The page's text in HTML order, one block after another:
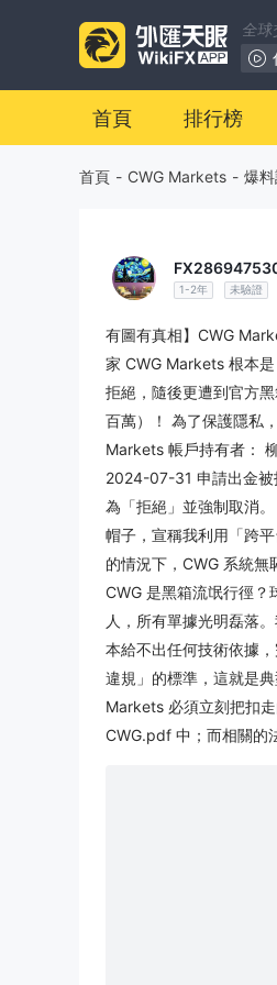
全球
首頁 排行榜
首頁 - CWG Markets - 爆
1-2年 未驗證
有圖有真相】CWG
家 CWG Markets 根本
拒絕，隨後更遭到官方
百萬）！ 為了保護隱私
Markets 帳戶持有者：
2024-07-31 申請出金被
為「拒絕」並強制取消
帽子，宣稱我利用「跨
的情況下，CWG 系統
CWG 是黑箱流氓行徑
人，所有單據光明磊落
本給不出任何技術依據
違規」的標準，這就是
Markets 必須立刻把扣
CWG.pdf 中；而相關的